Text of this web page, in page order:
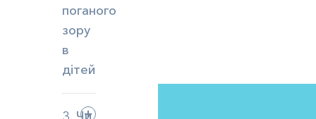
поганого
зору
в
дітей